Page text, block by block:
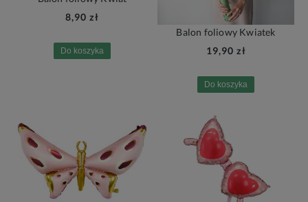
8,90 zł
Do koszyka
Balon foliowy Kwiatek
19,90 zł
Do koszyka